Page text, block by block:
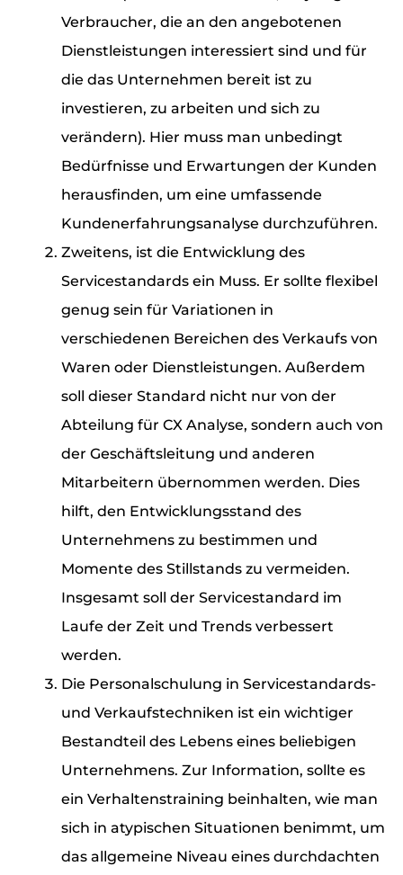
Verbraucher, die an den angebotenen
Dienstleistungen interessiert sind und für
die das Unternehmen bereit ist zu
investieren, zu arbeiten und sich zu
verändern). Hier muss man unbedingt
Bedürfnisse und Erwartungen der Kunden
herausfinden, um eine umfassende
Kundenerfahrungsanalyse durchzuführen.
Zweitens, ist die Entwicklung des
Servicestandards ein Muss. Er sollte flexibel
genug sein für Variationen in
verschiedenen Bereichen des Verkaufs von
Waren oder Dienstleistungen. Außerdem
soll dieser Standard nicht nur von der
Abteilung für CX Analyse, sondern auch von
der Geschäftsleitung und anderen
Mitarbeitern übernommen werden. Dies
hilft, den Entwicklungsstand des
Unternehmens zu bestimmen und
Momente des Stillstands zu vermeiden.
Insgesamt soll der Servicestandard im
Laufe der Zeit und Trends verbessert
werden.
Die Personalschulung in Servicestandards-
und Verkaufstechniken ist ein wichtiger
Bestandteil des Lebens eines beliebigen
Unternehmens. Zur Information, sollte es
ein Verhaltenstraining beinhalten, wie man
sich in atypischen Situationen benimmt, um
das allgemeine Niveau eines durchdachten